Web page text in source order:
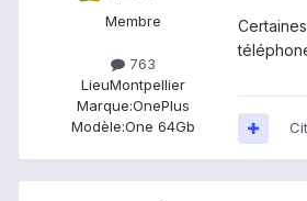
Membre
763
LieuMontpellier
Marque:OnePlus
Modèle:One 64Gb